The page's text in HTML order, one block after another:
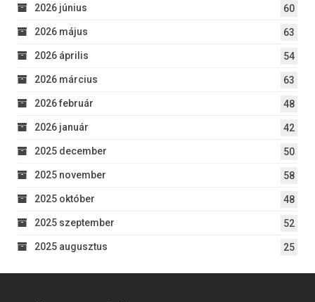
2026 június 60
2026 május 63
2026 április 54
2026 március 63
2026 február 48
2026 január 42
2025 december 50
2025 november 58
2025 október 48
2025 szeptember 52
2025 augusztus 25